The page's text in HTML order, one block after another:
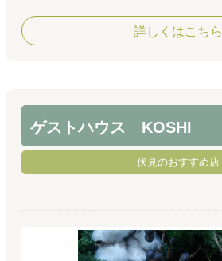
詳しくはこちら
ゲストハウス KOSHI
伏見のおすすめ店